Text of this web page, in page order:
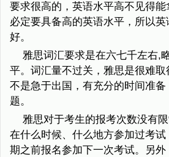
要求很高的，英语水平高不见得
必定要具备高的英语水平，所以
好。
雅思词汇要求是在六七千左右,
平。词汇量不过关，雅思是很难
不是急于出国，有充分的时间准备
题。
雅思对于考生的报考次数没有
在什么时候、什么地方参加过考试
期之前报名参加下一次考试。另